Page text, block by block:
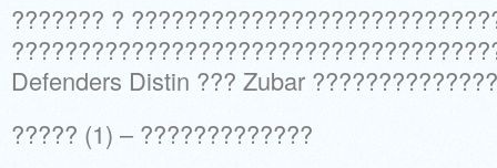
??????? ?
Defenders Distin ??? Zubar
????? (1) – ?????????????